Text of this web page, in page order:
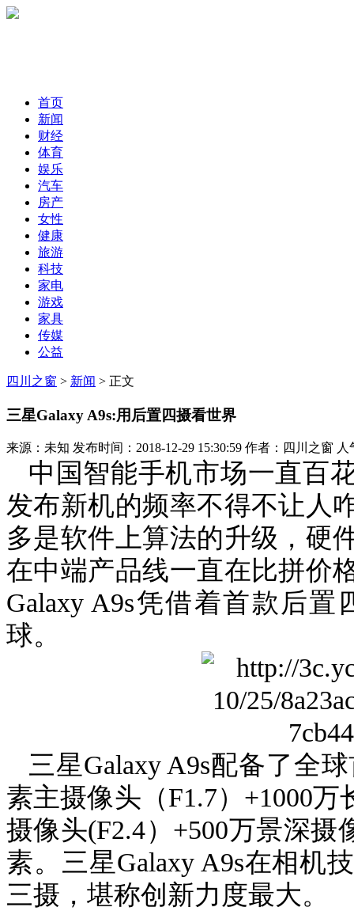
首页
新闻
财经
体育
娱乐
汽车
房产
女性
健康
旅游
科技
家电
游戏
家具
传媒
公益
四川之窗 > 新闻 > 正文
三星Galaxy A9s:用后置四摄看世界
来源：未知 发布时间：2018-12-29 15:30:59 作者：四川之窗 人
中国智能手机市场一直百
发布新机的频率不得不让人
多是软件上算法的升级，硬
在中端产品线一直在比拼价
Galaxy A9s凭借着首款后置
球。
三星Galaxy A9s配备了全
素主摄像头（F1.7） +1000万
摄像头(F2.4） +500万景深摄
素。三星Galaxy A9s在相机
三摄，堪称创新力度最大。